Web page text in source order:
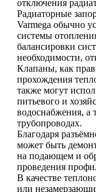
отключения
Радиаторные
Varmega обычно
системы
балансировки
необходимости,
Клапаны, как
прохождения
также могут
питьевого и
водоснабжения, а
трубопроводах.
Благодаря
может быть
на подающем и
проведения
В качестве
или